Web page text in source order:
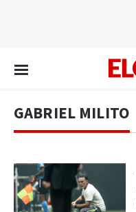
GABRIEL MILITO